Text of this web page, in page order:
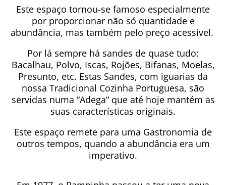
Este espaço tornou-se famoso especialmente
por proporcionar não só quantidade e
abundância, mas também pelo preço acessível.
Por lá sempre há sandes de quase tudo:
Bacalhau, Polvo, Iscas, Rojões, Bifanas, Moelas,
Presunto, etc. Estas Sandes, com iguarias da
nossa Tradicional Cozinha Portuguesa, são
servidas numa “Adega” que até hoje mantém as
suas características originais.
Este espaço remete para uma Gastronomia de
outros tempos, quando a abundância era um
imperativo.